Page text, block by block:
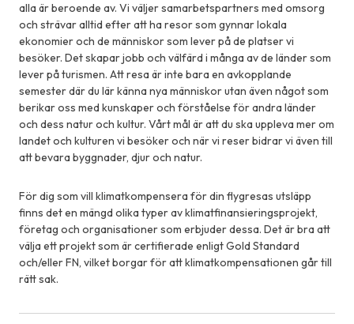
alla är beroende av. Vi väljer samarbetspartners med omsorg
och strävar alltid efter att ha resor som gynnar lokala
ekonomier och de människor som lever på de platser vi
besöker. Det skapar jobb och välfärd i många av de länder som
lever på turismen. Att resa är inte bara en avkopplande
semester där du lär känna nya människor utan även något som
berikar oss med kunskaper och förståelse för andra länder
och dess natur och kultur. Vårt mål är att du ska uppleva mer om
landet och kulturen vi besöker och när vi reser bidrar vi även till
att bevara byggnader, djur och natur.
För dig som vill klimatkompensera för din flygresas utsläpp
finns det en mängd olika typer av klimatfinansieringsprojekt,
företag och organisationer som erbjuder dessa. Det är bra att
välja ett projekt som är certifierade enligt Gold Standard
och/eller FN, vilket borgar för att klimatkompensationen går till
rätt sak.